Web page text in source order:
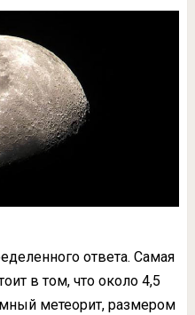
ответа. Самая
в том, что около 4,5
метеорит, размером